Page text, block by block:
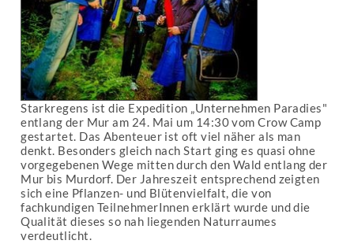
Starkregens ist die Expedition „Unternehmen Paradies"
entlang der Mur am 24. Mai um 14:30 vom Crow Camp
gestartet. Das Abenteuer ist oft viel näher als man
denkt. Besonders gleich nach Start ging es quasi ohne
vorgegebenen Wege mitten durch den Wald entlang der
Mur bis Murdorf. Der Jahreszeit entsprechend zeigten
sich eine Pflanzen- und Blütenvielfalt, die von
fachkundigen TeilnehmerInnen erklärt wurde und die
Qualität dieses so nah liegenden Naturraumes
verdeutlicht.